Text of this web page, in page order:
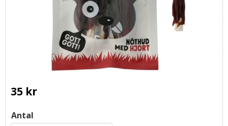
35 kr
Antal